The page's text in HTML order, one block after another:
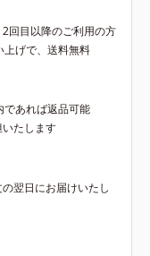
回目以降のご利用の方
上げで、送料無料
であれば返品可能
たします
翌日にお届けいたし